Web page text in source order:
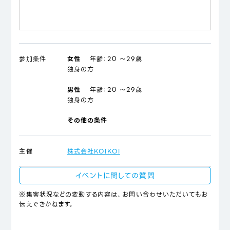
参加条件 女性 年齢： 20 ～29歳
独身の方
男性 年齢： 20 ～29歳
独身の方
その他の条件
主催 株式会社KOIKOI
イベントに関しての質問
※集客状況などの変動する内容は、お問い合わせいただいてもお
伝えできかねます。